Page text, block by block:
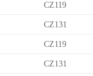
CZ119
CZ131
CZ119
CZ131